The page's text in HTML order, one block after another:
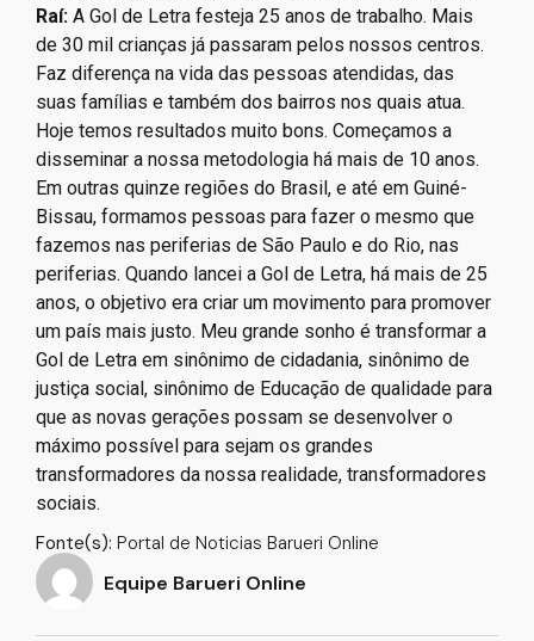
Raí: A Gol de Letra festeja 25 anos de trabalho. Mais
de 30 mil crianças já passaram pelos nossos centros.
Faz diferença na vida das pessoas atendidas, das
suas famílias e também dos bairros nos quais atua.
Hoje temos resultados muito bons. Começamos a
disseminar a nossa metodologia há mais de 10 anos.
Em outras quinze regiões do Brasil, e até em Guiné-
Bissau, formamos pessoas para fazer o mesmo que
fazemos nas periferias de São Paulo e do Rio, nas
periferias. Quando lancei a Gol de Letra, há mais de 25
anos, o objetivo era criar um movimento para promover
um país mais justo. Meu grande sonho é transformar a
Gol de Letra em sinônimo de cidadania, sinônimo de
justiça social, sinônimo de Educação de qualidade para
que as novas gerações possam se desenvolver o
máximo possível para sejam os grandes
transformadores da nossa realidade, transformadores
sociais.
Fonte(s): Portal de Noticias Barueri Online
Equipe Barueri Online